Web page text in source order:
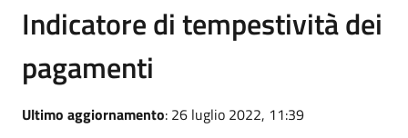
Indicatore di tempestività dei
pagamenti
Ultimo aggiornamento: 26 luglio 2022, 11:39